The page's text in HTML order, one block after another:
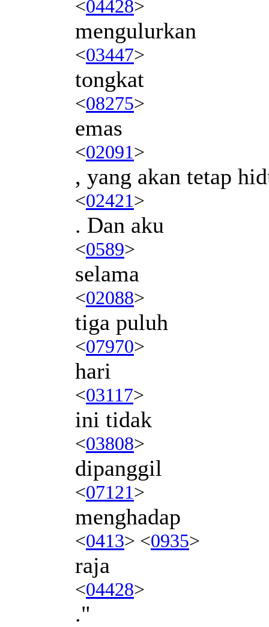
<04428>
mengulurkan
<03447>
tongkat
<08275>
emas
<02091>
, yang akan tetap
<02421>
. Dan aku
<0589>
selama
<02088>
tiga puluh
<07970>
hari
<03117>
ini tidak
<03808>
dipanggil
<07121>
menghadap
<0413> <0935>
raja
<04428>
."